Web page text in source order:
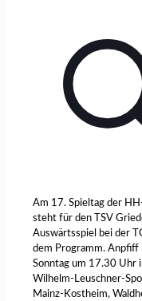
Am 17. Spieltag der
steht für den TSV
Auswärtsspiel bei der
dem Programm. Anpfiff
Sonntag um 17.30 Uhr
Wilhelm-Leuschner-
Mainz-Kostheim,